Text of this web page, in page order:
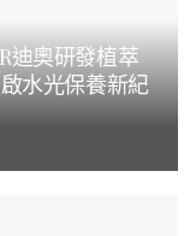
迪奧研發植萃
水光保養新紀